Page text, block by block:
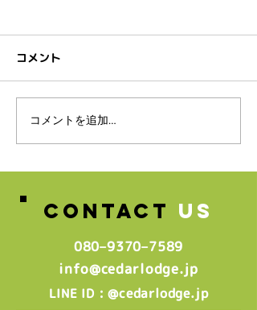
スタッフ募集のお知らせ♪
コメント
コメントを追加…
CONTACT US
080–9370–7589‬
info@cedarlodge.jp
LINE ID : @cedarlodge.jp